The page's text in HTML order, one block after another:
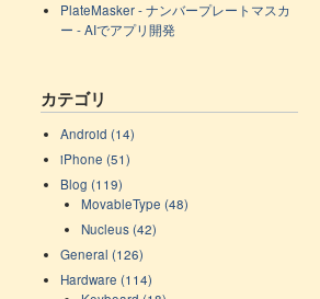
PlateMasker - ナンバープレートマスカ
ー - AIでアプリ開発
カテゴリ
Android (14)
iPhone (51)
Blog (119)
MovableType (48)
Nucleus (42)
General (126)
Hardware (114)